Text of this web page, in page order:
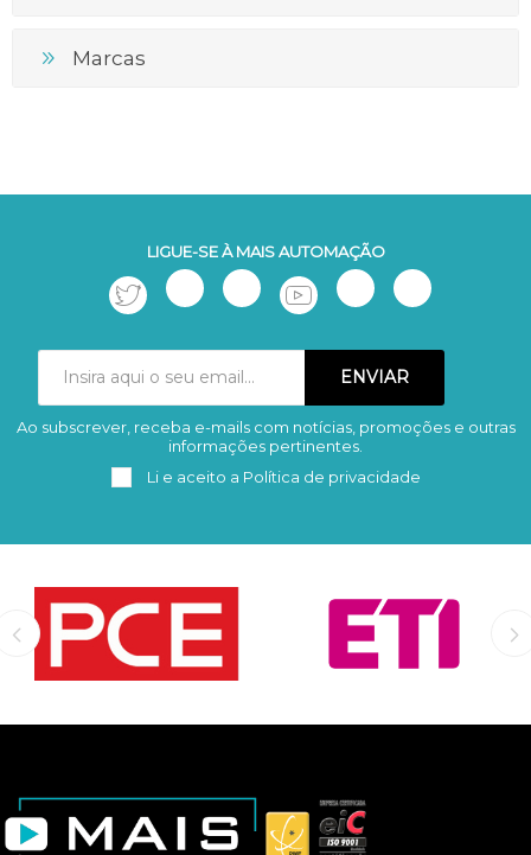
Marcas
LIGUE-SE À MAIS AUTOMAÇÃO
Subscrever Remover
Ao subscrever, receba e-mails com notícias, promoções e outras
informações pertinentes.
Li e aceito a Política de privacidade